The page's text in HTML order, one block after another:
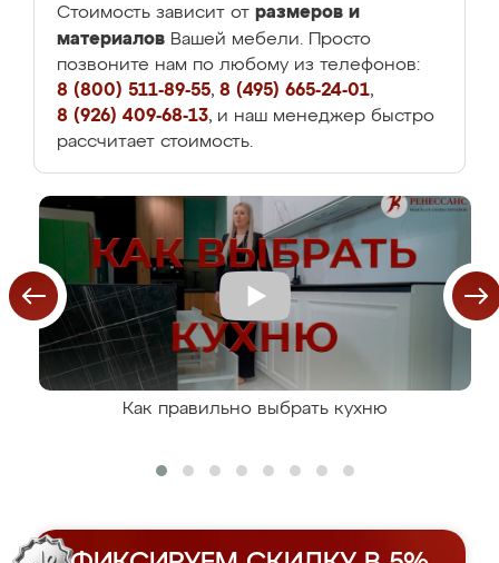
Стоимость зависит от размеров и
материалов Вашей мебели. Просто
позвоните нам по любому из телефонов:
8 (800) 511-89-55, 8 (495) 665-24-01,
8 (926) 409-68-13, и наш менеджер быстро
рассчитает стоимость.
Как правильно выбрать кухню